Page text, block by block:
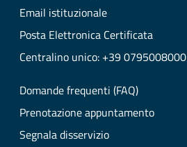
Email istituzionale
Posta Elettronica Certificata
Centralino unico: +39 0795008000
Domande frequenti (FAQ)
Prenotazione appuntamento
Segnala disservizio